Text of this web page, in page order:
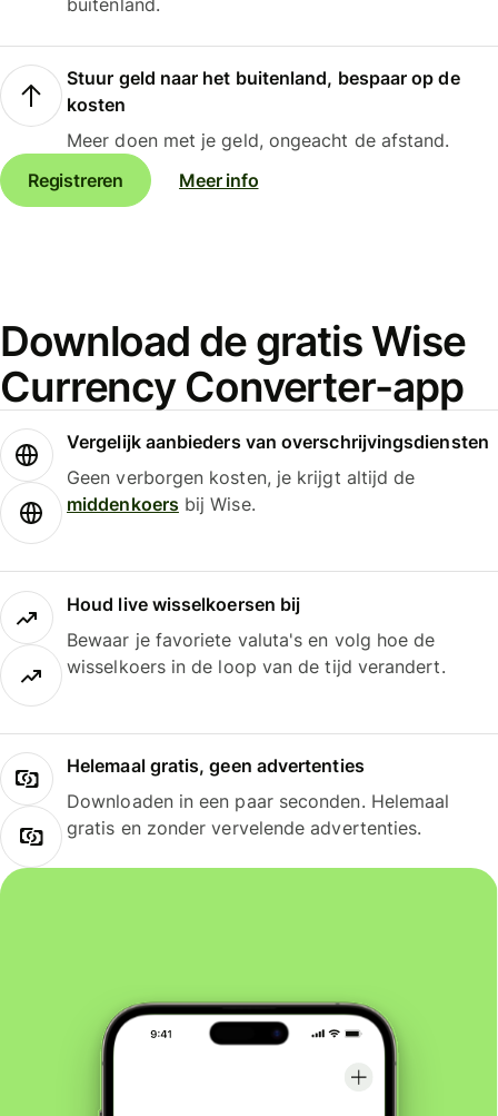
buitenland.
Stuur geld naar het buitenland, bespaar op de
kosten
Meer doen met je geld, ongeacht de afstand.
Registreren
Meer info
Download de gratis Wise
Currency Converter-app
Vergelijk aanbieders van overschrijvingsdiensten
Geen verborgen kosten, je krijgt altijd de
middenkoersbij Wise.
Houd live wisselkoersen bij
Bewaar je favoriete valuta's en volg hoe de
wisselkoers in de loop van de tijd verandert.
Helemaal gratis, geen advertenties
Downloaden in een paar seconden. Helemaal
gratis en zonder vervelende advertenties.